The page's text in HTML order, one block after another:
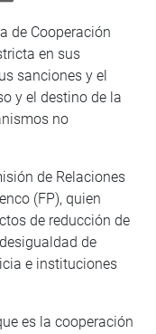
de Cooperación
en sus
sanciones y el
y el destino de la
no
de Relaciones
(FP), quien
de reducción de
de
e instituciones
es la cooperación